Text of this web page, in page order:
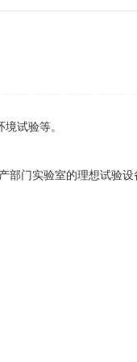
试验等。
门实验室的理想试验